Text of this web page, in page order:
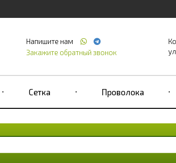
Напишите нам
Закажите обратный звонок
Сетка Проволока